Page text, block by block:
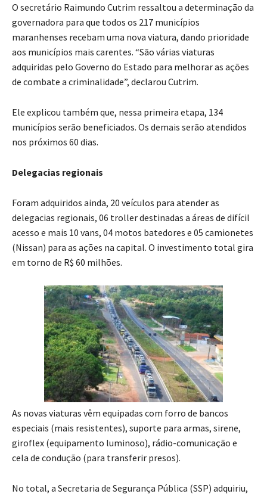
O secretário Raimundo Cutrim ressaltou a determinação da
governadora para que todos os 217 municípios
maranhenses recebam uma nova viatura, dando prioridade
aos municípios mais carentes. “São várias viaturas
adquiridas pelo Governo do Estado para melhorar as ações
de combate a criminalidade”, declarou Cutrim.
Ele explicou também que, nessa primeira etapa, 134
municípios serão beneficiados. Os demais serão atendidos
nos próximos 60 dias.
Delegacias regionais
Foram adquiridos ainda, 20 veículos para atender as
delegacias regionais, 06 troller destinadas a áreas de difícil
acesso e mais 10 vans, 04 motos batedores e 05 camionetes
(Nissan) para as ações na capital. O investimento total gira
em torno de R$ 60 milhões.
As novas viaturas vêm equipadas com forro de bancos
especiais (mais resistentes), suporte para armas, sirene,
giroflex (equipamento luminoso), rádio-comunicação e
cela de condução (para transferir presos).
No total, a Secretaria de Segurança Pública (SSP) adquiriu,